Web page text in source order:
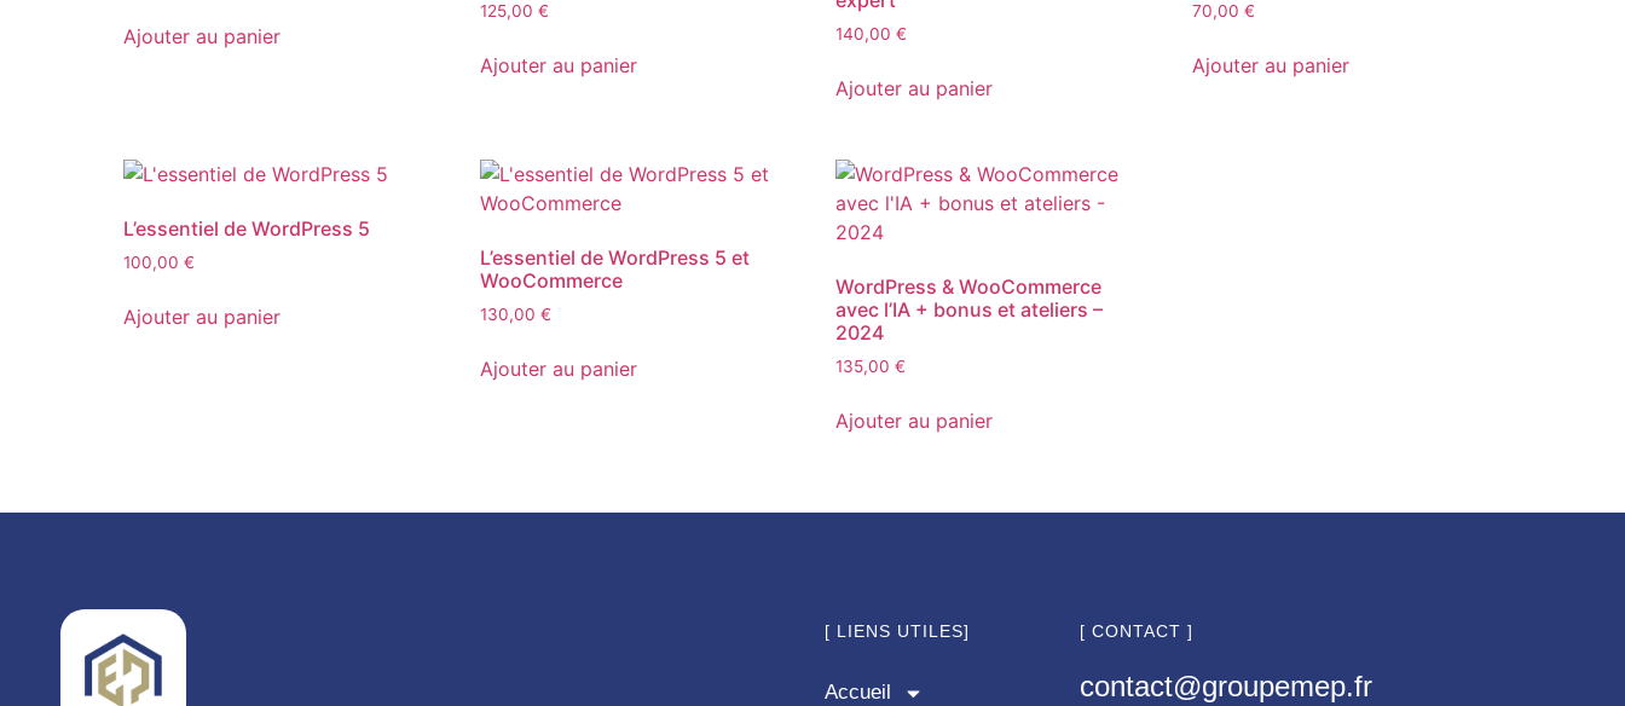
Ajouter au panier
125,00 €
Ajouter au panier
140,00€
Ajouter au panier
70,00€
Ajouter au panier
L’essentiel de WordPress 5
100,00 €
Ajouter au panier
L’essentiel de WordPress 5 et
WooCommerce
130,00 €
Ajouter au panier
WordPress & WooCommerce
avec l’IA + bonus et ateliers –
2024
135,00€
Ajouter au panier
[ LIENS UTILES]
Accueil
[ CONTACT ]
contact@groupemep.fr